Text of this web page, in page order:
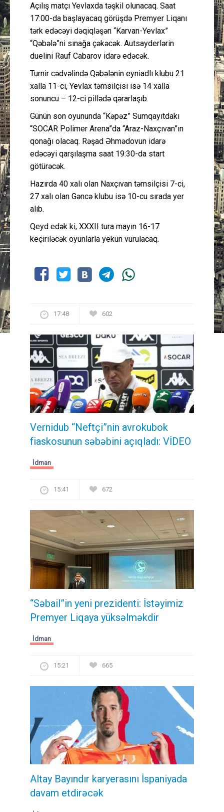
Əlaqə
Açılış matçı Yevlaxda təşkil olunacaq. Saat
17:00-da başlayacaq görüşdə Premyer Liqanı
tərk edəcəyi dəqiqləşən “Karvan-Yevlax”
“Qəbələ”ni sınağa çəkəcək. Autsayderlərin
duelini Rauf Cabarov idarə edəcək.
Turnir cədvəlində Qəbələnin eyniadlı klubu 21
xalla 11-ci, Yevlax təmsilçisi isə 14 xalla
sonuncu – 12-ci pillədə qərarlaşıb.
Günün son oyununda “Kəpəz” Sumqayıtdakı
“SOCAR Polimer Arena”da “Araz-Naxçıvan”ın
qonağı olacaq. Rəşad Əhmədovun idarə
edəcəyi qarşılaşma saat 19:30-da start
götürəcək.
Hazırda 40 xalı olan Naxçıvan təmsilçisi 7-ci,
27 xalı olan Gəncə klubu isə 10-cu sırada yer
alıb.
Qeyd edək ki, XXXII tura mayın 16-17
keçiriləcək oyunlarla yekun vurulacaq.
17:48 602
Vernidub “Neftçi”nin avrokubok
fiaskosunun səbəbini açıqladı: VİDEO
İdman
15:41 672
“Səbail”in yeni prezidenti: İstəyimiz
Premyer Liqaya yüksəlməkdir
İdman
15:21 665
Altay Bayındır karyerasını İspaniyada
davam etdirəcək